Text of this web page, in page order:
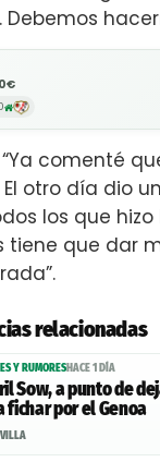
“Ya comenté
otro día dio
los que
tiene que dar
relacionadas
Y RUMORESHACE 1 DÍA
Sow, a punto de
fichar por el Genoa